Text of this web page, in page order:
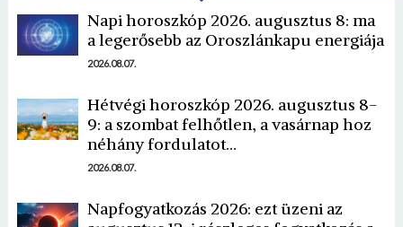
Napi horoszkóp 2026. augusztus 8: ma
a legerősebb az Oroszlánkapu energiája
2026.08.07.
Hétvégi horoszkóp 2026. augusztus 8-
9: a szombat felhőtlen, a vasárnap hoz
néhány fordulatot…
2026.08.07.
Napfogyatkozás 2026: ezt üzeni az
Borsonline bejelentkezés